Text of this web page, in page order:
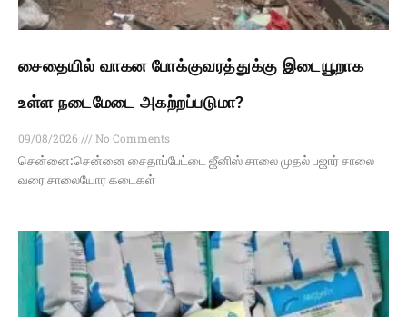
சைதையில் வாகன போக்குவரத்துக்கு இடையூறாக
உள்ள நடைமேடை அகற்றப்படுமா?
09/08/2026
No Comments
சென்னை:சென்னை சைதாப்பேட்டை ஜீனிஸ் சாலை முதல் பஜார் சாலை
வரை சாலையோர கடைகள்